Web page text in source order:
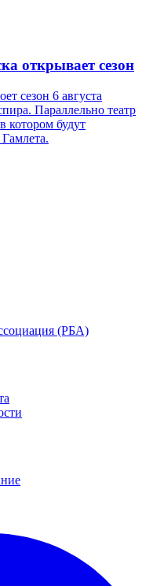
открывает сезон
сезон 6 августа
Параллельно театр
котором будут
(РБА)